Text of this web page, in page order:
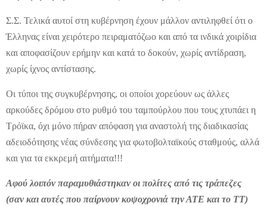
Σ.Σ. Τελικά αυτοί στη κυβέρνηση έχουν μάλλον αντιληφθεί ότι ο
Έλληνας είναι χειρότερο πειραματόζωο και από τα ινδικά χοιρίδια
και αποφασίζουν ερήμην και κατά το δοκούν, χωρίς αντίδραση,
χωρίς ίχνος αντίστασης.
Οι τύποι της συγκυβέρνησης, οι οποίοι χορεύουν ως άλλες
αρκούδες δρόμου στο ρυθμό του ταμπούρλου που τους χτυπάει η
Τρόϊκα, όχι μόνο πήραν απόφαση για αναστολή της διαδικασίας
αδειοδότησης νέας σύνδεσης για φωτοβολταϊκούς σταθμούς, αλλά
και για τα εκκρεμή αιτήματα!!!
Αφού λοιπόν παραμυθιάστηκαν οι πολίτες από τις τράπεζες
(σαν και αυτές που παίρνουν κοψοχρονιά την ΑΤΕ και το ΤΤ)